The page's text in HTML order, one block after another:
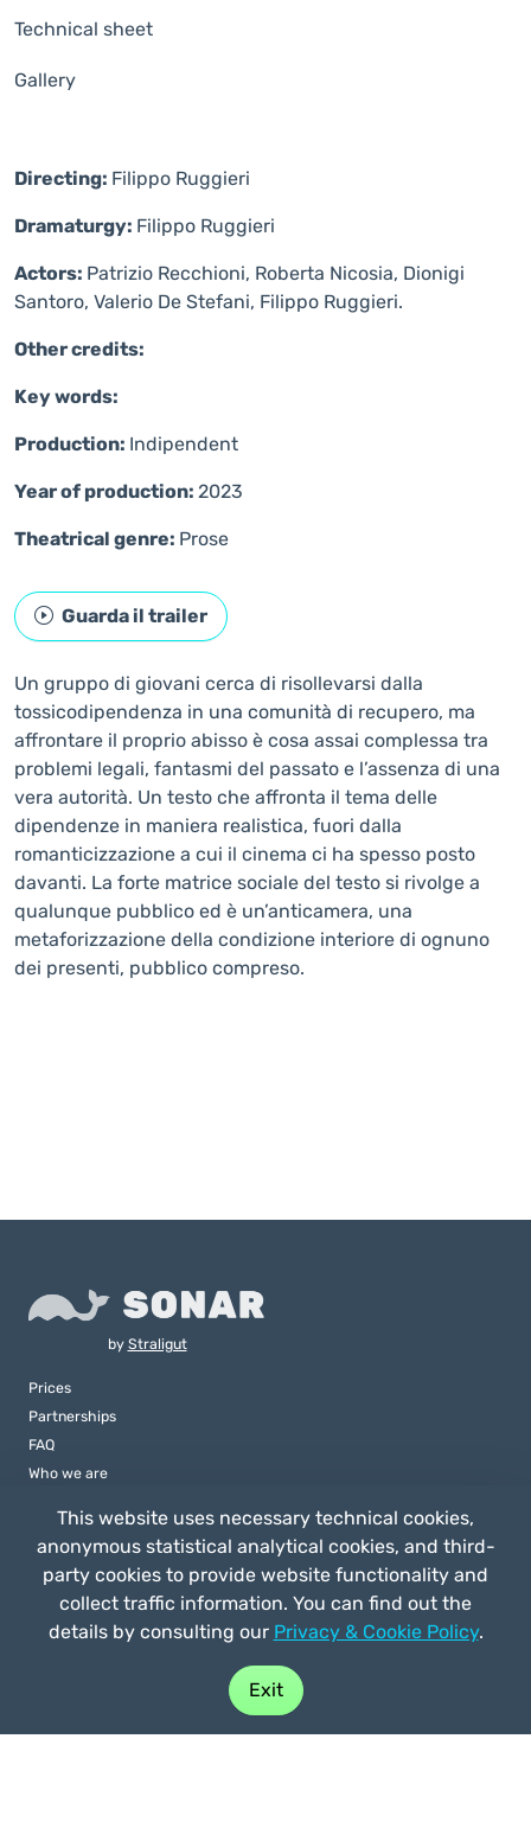
Technical sheet
Gallery
Directing: Filippo Ruggieri
Dramaturgy: Filippo Ruggieri
Actors: Patrizio Recchioni, Roberta Nicosia, Dionigi
Santoro, Valerio De Stefani, Filippo Ruggieri.
Other credits:
Key words:
Production: Indipendent
Year of production: 2023
Theatrical genre: Prose
Guarda il trailer
Un gruppo di giovani cerca di risollevarsi dalla
tossicodipendenza in una comunità di recupero, ma
affrontare il proprio abisso è cosa assai complessa tra
problemi legali, fantasmi del passato e l’assenza di una
vera autorità. Un testo che affronta il tema delle
dipendenze in maniera realistica, fuori dalla
romanticizzazione a cui il cinema ci ha spesso posto
davanti. La forte matrice sociale del testo si rivolge a
qualunque pubblico ed è un’anticamera, una
metaforizzazione della condizione interiore di ognuno
dei presenti, pubblico compreso.
Buy play
by Straligut
Prices
Partnerships
FAQ
Who we are
This website uses necessary technical cookies,
anonymous statistical analytical cookies, and third-
party cookies to provide website functionality and
collect traffic information. You can find out the
details by consulting our Privacy & Cookie Policy.
Exit